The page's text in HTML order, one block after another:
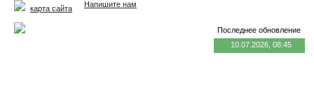
Напишите нам
карта сайта
Последнее обновление
10.07.2026, 08:45